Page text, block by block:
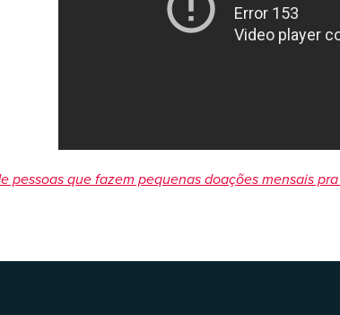
pessoas que fazem pequenas doações mensais